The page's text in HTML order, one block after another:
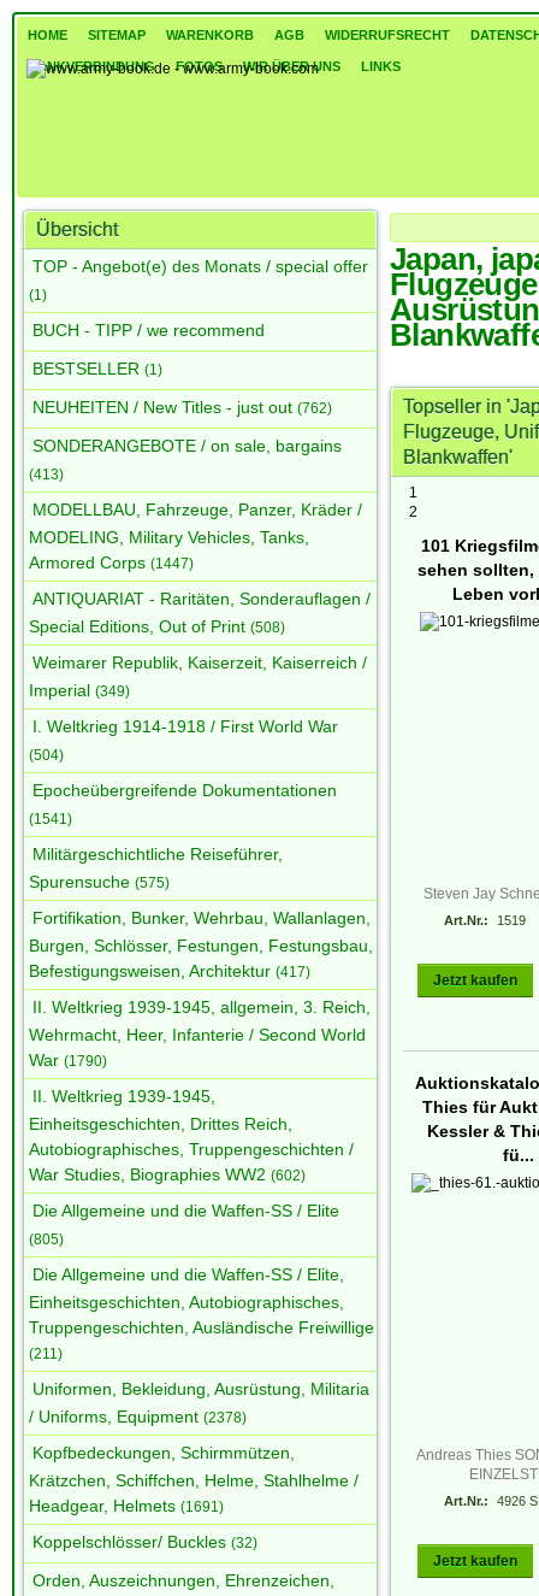
HOME SITEMAP WARENKORB AGB WIDERRUFSRECHT
BANKVERBINDUNG FOTOS WIR ÜBER UNS LINKS
Übersicht
TOP - Angebot(e) des Monats / special offer
(1)
BUCH - TIPP / we recommend
BESTSELLER (1)
NEUHEITEN / New Titles - just out (762)
SONDERANGEBOTE / on sale, bargains
(413)
MODELLBAU, Fahrzeuge, Panzer, Kräder /
MODELING, Military Vehicles, Tanks,
Armored Corps (1447)
ANTIQUARIAT - Raritäten, Sonderauflagen /
Special Editions, Out of Print (508)
Weimarer Republik, Kaiserzeit, Kaiserreich /
Imperial (349)
I. Weltkrieg 1914-1918 / First World War
(504)
Epocheübergreifende Dokumentationen
(1541)
Militärgeschichtliche Reiseführer,
Spurensuche (575)
Fortifikation, Bunker, Wehrbau, Wallanlagen,
Burgen, Schlösser, Festungen, Festungsbau,
Befestigungsweisen, Architektur (417)
II. Weltkrieg 1939-1945, allgemein, 3. Reich,
Wehrmacht, Heer, Infanterie / Second World
War (1790)
II. Weltkrieg 1939-1945,
Einheitsgeschichten, Drittes Reich,
Autobiographisches, Truppengeschichten /
War Studies, Biographies WW2 (602)
Die Allgemeine und die Waffen-SS / Elite
(805)
Die Allgemeine und die Waffen-SS / Elite,
Einheitsgeschichten, Autobiographisches,
Truppengeschichten, Ausländische Freiwillige
(211)
Uniformen, Bekleidung, Ausrüstung, Militaria
/ Uniforms, Equipment (2378)
Kopfbedeckungen, Schirmmützen,
Krätzchen, Schiffchen, Helme, Stahlhelme /
Headgear, Helmets (1691)
Koppelschlösser/ Buckles (32)
Orden, Auszeichnungen, Ehrenzeichen,
Japan, japanisches
Japan,
Topseller in
Flugzeuge,
Blankwaffen'
1
2
101
sehen sollten,
Leben
Steven Jay
Art.Nr.: 1519
Jetzt kaufen
Thies für
Kessler &
fü...
Andreas Thies
Art.Nr.: 4926 S
Jetzt kaufen